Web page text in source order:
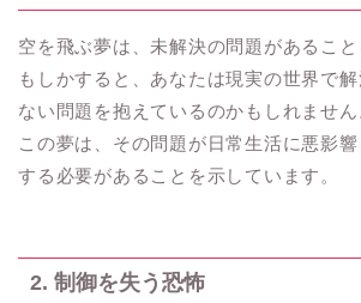
空を飛ぶ夢は、未解決の問題があること
もしかすると、あなたは現実の世界で
ない問題を抱えているのかもしれません
この夢は、その問題が日常生活に悪影
する必要があることを示しています。
2. 制御を失う恐怖